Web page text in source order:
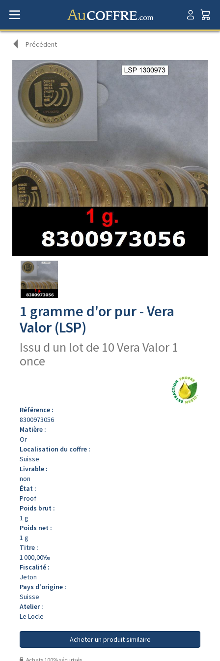
Précédent
Avers
produit
1 gramme d'or pur - Vera
Valor (LSP)
Issu d un lot de 10 Vera Valor 1
once
Référence :
8300973056
Matière :
Or
Localisation du coffre :
Suisse
Livrable :
non
État :
Proof
Poids brut :
1 g
Poids net :
1 g
Titre :
1 000,00‰
Fiscalité :
Jeton
Pays d'origine :
Suisse
Atelier :
Le Locle
Acheter un produit similaire